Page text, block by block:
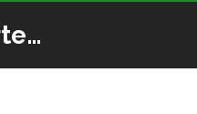
Espace Santé Ertedis